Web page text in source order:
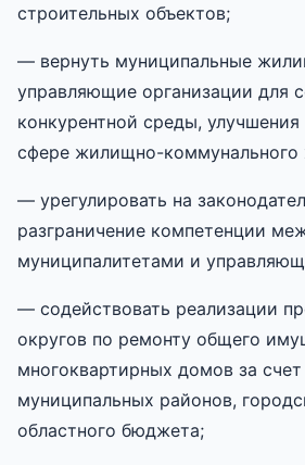
строительных объектов;
— вернуть муниципальные
управляющие организации для
конкурентной среды, улучшения
сфере жилищно-коммунального
— урегулировать на
разграничение компетенции
муниципалитетами и
— содействовать реализации
округов по ремонту общего
многоквартирных домов за
муниципальных районов,
областного бюджета;